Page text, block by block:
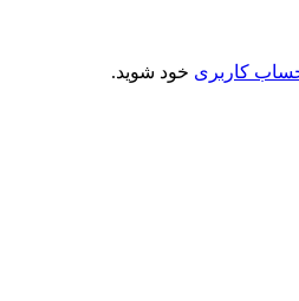
کاربری خود شوید.